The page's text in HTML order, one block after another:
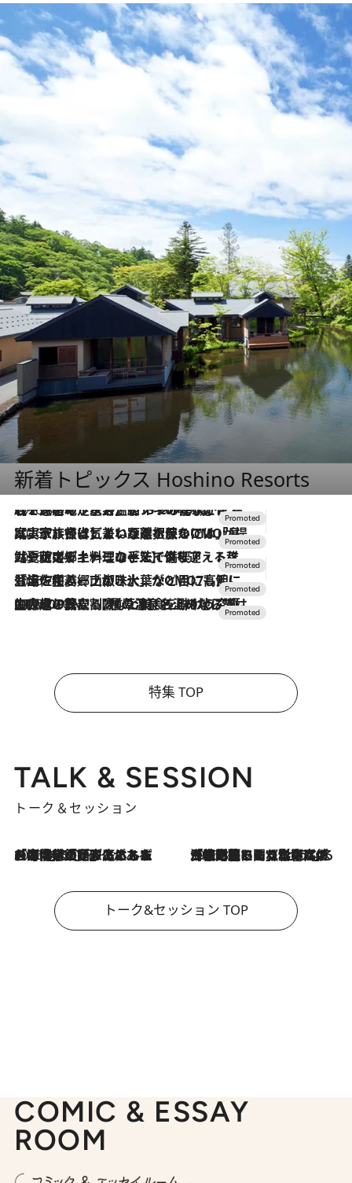
新着トピックス Hoshino Resorts
2026.8.7
【トンボの足水浴】ヒノキの香りに包まれて涼感マックス！約13℃の湧水かけ流しを避暑地「星野温泉 トンボの湯」で体験
2026.7.31
【ホテル帰省】という選択肢をOMOが提案。家族とほどよい距離を保つには「昼は実家、夜は気兼ねなくホテルで！」
2026.7.24
【夏限定ディナーコース】旬を迎える稚鮎や花ズッキーニなどをイタリア・トスカーナの郷土料理の手法で満喫！
2026.7.17
「土佐和ハーブかき氷」がOMO7高知に登場！生姜、山椒、大葉など目にも舌にも涼を呼ぶ郷土の味
2026.7.10
NEW OPEN！【界 草津】名湯の地に誕生。趣の異なる2種の温泉と上州ならではの会席・蕎麦割烹など美食を味わう究極の癒やし旅
特集 TOP
TALK & SESSION
トーク＆セッション
2026.8.3
「今後値上げがあるとすれば…」「リスクがあるのは今年の冬」エネルギー専門家が語る、ホルムズ海峡封鎖が家庭にもたらす“ある心配” 2026.8.3
「住宅建てられない…」「サーチャージ料の高値が続いている」ホルムズ海峡封鎖による影響はいつまで続く？《エネルギー専門家に聞く“どうなる日本の暮らし”》
トーク&セッション TOP
COMIC & ESSAY
ROOM